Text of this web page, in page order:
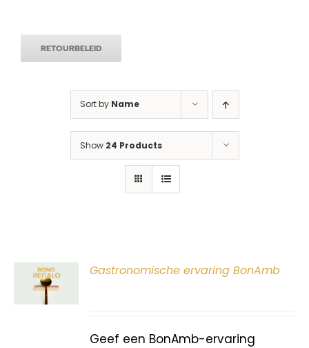
RETOURBELEID
Sort by Name
Show 24 Products
Gastronomische ervaring BonAmb
Geef een BonAmb-ervaring